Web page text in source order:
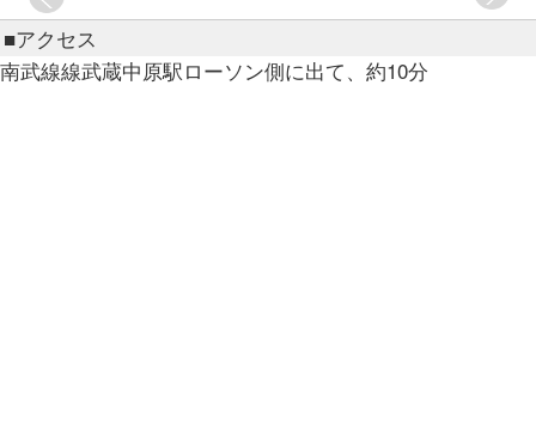
■アクセス
南武線線武蔵中原駅ローソン側に出て、約10分